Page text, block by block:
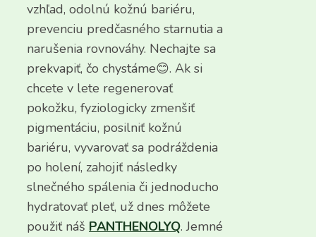
vzhľad, odolnú kožnú bariéru,
prevenciu predčasného starnutia a
narušenia rovnováhy. Nechajte sa
prekvapiť, čo chystáme😊. Ak si
chcete v lete regenerovať
pokožku, fyziologicky zmenšiť
pigmentáciu, posilniť kožnú
bariéru, vyvarovať sa podráždenia
po holení, zahojiť následky
slnečného spálenia či jednoducho
hydratovať pleť, už dnes môžete
použiť náš PANTHENOLYQ. Jemné